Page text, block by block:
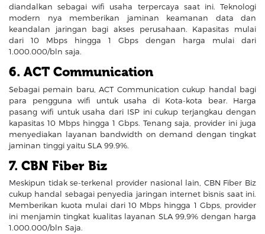
diandalkan sebagai wifi usaha terpercaya saat ini. Teknologi
modern nya memberikan jaminan keamanan data dan
keandalan jaringan bagi akses perusahaan. Kapasitas mulai
dari 10 Mbps hingga 1 Gbps dengan harga mulai dari
1.000.000/bln saja.
6. ACT Communication
Sebagai pemain baru, ACT Communication cukup handal bagi
para pengguna wifi untuk usaha di Kota-kota bear. Harga
pasang wifi untuk usaha dari ISP ini cukup terjangkau dengan
kapasitas 10 Mbps hingga 1 Gbps. Tenang saja, provider ini juga
menyediakan layanan bandwidth on demand dengan tingkat
jaminan tinggi yaitu SLA 99.9%.
7. CBN Fiber Biz
Meskipun tidak se-terkenal provider nasional lain, CBN Fiber Biz
cukup handal sebagai penyedia jaringan internet bisnis saat ini.
Memberikan kuota mulai dari 10 Mbps hingga 1 Gbps, provider
ini menjamin tingkat kualitas layanan SLA 99,9% dengan harga
1.000.000/bln Saja.